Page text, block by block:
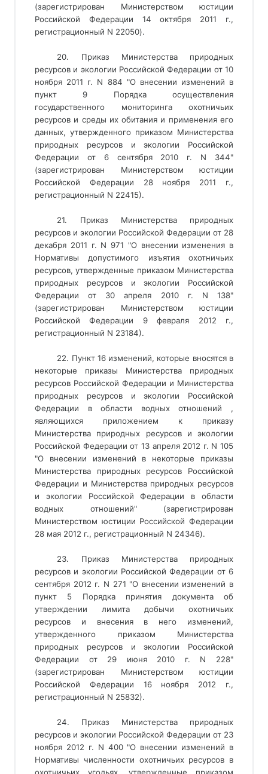
(зарегистрирован Министерством юстиции
Российской Федерации 14 октября 2011 г.,
регистрационный N 22050).
20. Приказ Министерства природных
ресурсов и экологии Российской Федерации от 10
ноября 2011 г. N 884 "О внесении изменений в
пункт 9 Порядка осуществления
государственного мониторинга охотничьих
ресурсов и среды их обитания и применения его
данных, утвержденного приказом Министерства
природных ресурсов и экологии Российской
Федерации от 6 сентября 2010 г. N 344"
(зарегистрирован Министерством юстиции
Российской Федерации 28 ноября 2011 г.,
регистрационный N 22415).
21. Приказ Министерства природных
ресурсов и экологии Российской Федерации от 28
декабря 2011 г. N 971 "О внесении изменения в
Нормативы допустимого изъятия охотничьих
ресурсов, утвержденные приказом Министерства
природных ресурсов и экологии Российской
Федерации от 30 апреля 2010 г. N 138"
(зарегистрирован Министерством юстиции
Российской Федерации 9 февраля 2012 г.,
регистрационный N 23184).
22. Пункт 16 изменений, которые вносятся в
некоторые приказы Министерства природных
ресурсов Российской Федерации и Министерства
природных ресурсов и экологии Российской
Федерации в области водных отношений ,
являющихся приложением к приказу
Министерства природных ресурсов и экологии
Российской Федерации от 13 апреля 2012 г. N 105
"О внесении изменений в некоторые приказы
Министерства природных ресурсов Российской
Федерации и Министерства природных ресурсов
и экологии Российской Федерации в области
водных отношений" (зарегистрирован
Министерством юстиции Российской Федерации
28 мая 2012 г., регистрационный N 24346).
23. Приказ Министерства природных
ресурсов и экологии Российской Федерации от 6
сентября 2012 г. N 271 "О внесении изменений в
пункт 5 Порядка принятия документа об
утверждении лимита добычи охотничьих
ресурсов и внесения в него изменений,
утвержденного приказом Министерства
природных ресурсов и экологии Российской
Федерации от 29 июня 2010 г. N 228"
(зарегистрирован Министерством юстиции
Российской Федерации 16 ноября 2012 г.,
регистрационный N 25832).
24. Приказ Министерства природных
ресурсов и экологии Российской Федерации от 23
ноября 2012 г. N 400 "О внесении изменений в
Нормативы численности охотничьих ресурсов в